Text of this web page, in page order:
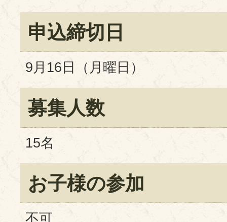
申込締切日
9月16日（月曜日）
募集人数
15名
お子様の参加
不可